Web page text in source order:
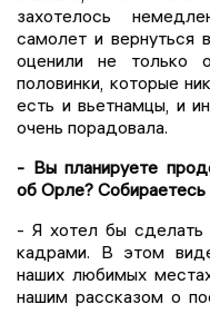
захотелось
самолет и
оценили не только
половинки, которые
есть и вьетнамцы, и
очень порадовала.
- Вы планируете
об Орле? Собираетесь
- Я хотел бы
кадрами. В этом
наших любимых
нашим рассказом о